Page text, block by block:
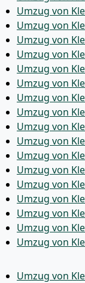
Umzug von
Umzug von
Umzug von
Umzug von
Umzug von
Umzug von
Umzug von
Umzug von
Umzug von
Umzug von
Umzug von
Umzug von
Umzug von
Umzug von
Umzug von
Umzug von
Umzug von
Umzug von